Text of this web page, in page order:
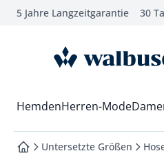
springen
springen
springen
5 Jahre Langzeitgarantie 30
zur
Wechsel in das Menü mit
HemdenHerren-Mode
zur Startseite
Untersetzte Größen